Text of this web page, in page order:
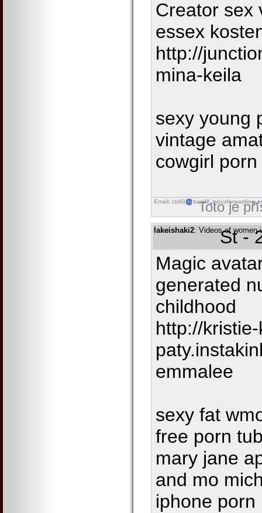
Creator sex
essex
http://
mina-keila
sexy young
vintage
cowgirl
Email: cb60 bax98 inboxforwarding
Toto je
lakeishaki2: Videos of women
St -
Magic
generated
childhood
http://
emmalee
sexy fat
free porn
mary jane
and mo
iphone porn